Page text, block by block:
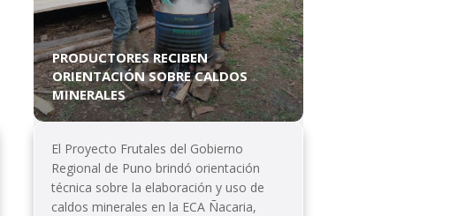
PRODUCTORES RECIBEN
ORIENTACIÓN SOBRE CALDOS
MINERALES
El Proyecto Frutales del Gobierno
Regional de Puno brindó orientación
técnica sobre la elaboración y uso de
caldos minerales en la ECA Ñacaria,